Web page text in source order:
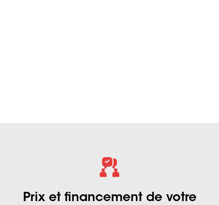
Prix et financement de votre